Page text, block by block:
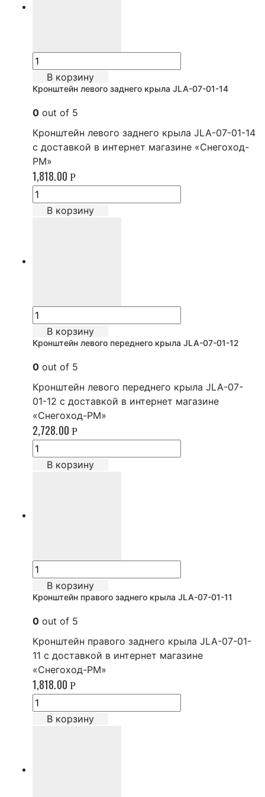
В корзину
Кронштейн левого заднего крыла JLA-07-01-14
0 out of 5
Кронштейн левого заднего крыла JLA-07-01-14
с доставкой в интернет магазине «Снегоход-
РМ»
1,818.00 Р
В корзину
В корзину
Кронштейн левого переднего крыла JLA-07-01-12
0 out of 5
Кронштейн левого переднего крыла JLA-07-
01-12 с доставкой в интернет магазине
«Снегоход-РМ»
2,728.00 Р
В корзину
В корзину
Кронштейн правого заднего крыла JLA-07-01-11
0 out of 5
Кронштейн правого заднего крыла JLA-07-01-
11 с доставкой в интернет магазине
«Снегоход-РМ»
1,818.00 Р
В корзину